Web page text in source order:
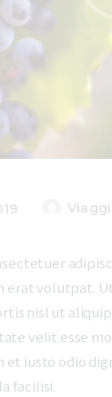
volutpat.
nisl ut
velit esse
et iusto odio
facilisi.